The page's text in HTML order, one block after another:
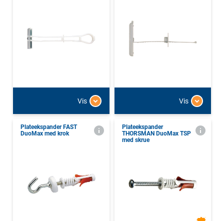
Vis Vis
Plateekspander FAST
DuoMax med krok
Plateekspander
THORSMAN DuoMax TSP
med skrue